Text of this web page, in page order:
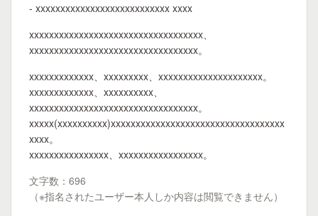
- xxxxxxxxxxxxxxxxxxxxxxxxxxx xxxx
xxxxxxxxxxxxxxxxxxxxxxxxxxxxxxxxxxx、
xxxxxxxxxxxxxxxxxxxxxxxxxxxxxxxxxx。
xxxxxxxxxxxxx、xxxxxxxxx、xxxxxxxxxxxxxxxxxxxxx。
xxxxxxxxxxxxx、xxxxxxxxxx、
xxxxxxxxxxxxxxxxxxxxxxxxxxxxxxxxxx。
xxxxx(xxxxxxxxxx)xxxxxxxxxxxxxxxxxxxxxxxxxxxxxxxxxxx
xxxx。
xxxxxxxxxxxxxxxx、xxxxxxxxxxxxxxxxx。
文字数：696
（※指名されたユーザー本人しか内容は閲覧できません）